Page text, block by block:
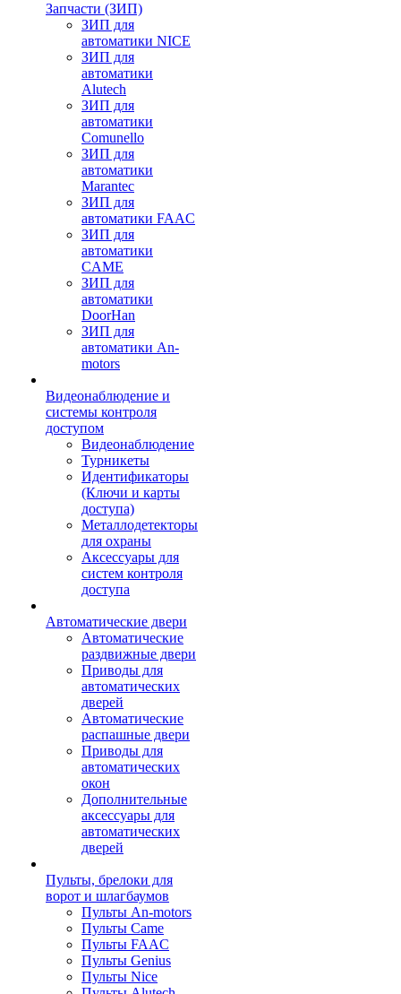
Запчасти (ЗИП)
ЗИП для
автоматики NICE
ЗИП для
автоматики
Alutech
ЗИП для
автоматики
Comunello
ЗИП для
автоматики
Marantec
ЗИП для
автоматики FAAC
ЗИП для
автоматики
CAME
ЗИП для
автоматики
DoorHan
ЗИП для
автоматики An-
motors
Видеонаблюдение и
системы контроля
доступом
Видеонаблюдение
Турникеты
Идентификаторы
(Ключи и карты
доступа)
Металлодетекторы
для охраны
Аксессуары для
систем контроля
доступа
Автоматические двери
Автоматические
раздвижные двери
Приводы для
автоматических
дверей
Автоматические
распашные двери
Приводы для
автоматических
окон
Дополнительные
аксессуары для
автоматических
дверей
Пульты, брелоки для
ворот и шлагбаумов
Пульты An-motors
Пульты Came
Пульты FAAC
Пульты Genius
Пульты Nice